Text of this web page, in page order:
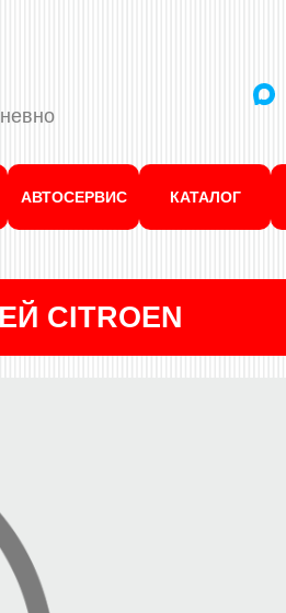
АВТОСЕРВИС КАТАЛОГ
CITROEN